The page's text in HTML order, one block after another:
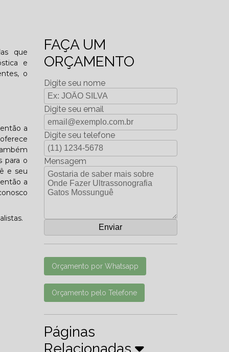
que
e
o
a
para o
e seu
a
FAÇA UM
ORÇAMENTO
Digite seu nome
Digite seu email
Digite seu telefone
Mensagem
Orçamento por Whatsapp
Orçamento pelo Telefone
Páginas